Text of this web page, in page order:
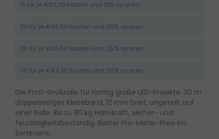
15 für je €52,70 kaufen und 15% sparen
20 für je €49,60 kaufen und 20% sparen
25 für je €46,50 kaufen und 25% sparen
30 für je €43,40 kaufen und 30% sparen
Die Profi-Großrolle für richtig große LED-Projekte. 30 m
doppelseitiges Klebeband, 12 mm breit, ungeteilt auf
einer Rolle. Bis zu 80 kg Haltekraft, wetter- und
feuchtigkeitsbeständig. Bester Pro-Meter-Preis im
Sortiment.